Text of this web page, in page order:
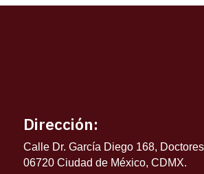
Dirección:
Calle Dr. García Diego 168,
06720 Ciudad de México, CDMX.